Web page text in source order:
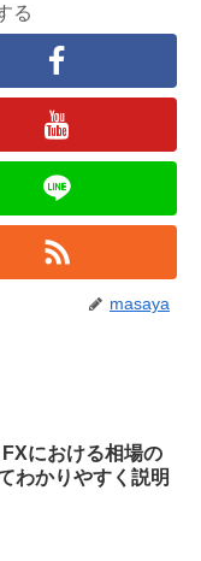
る
masaya
FXにおける相場の
わかりやすく説明